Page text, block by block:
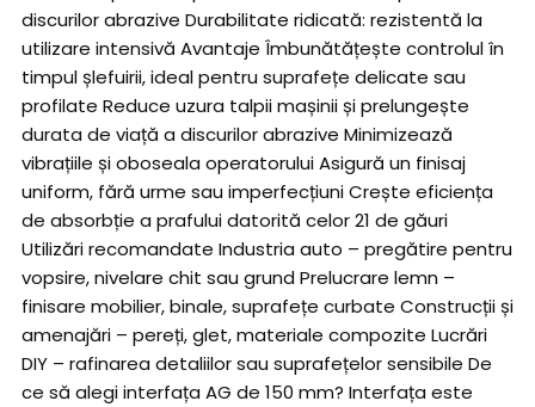
discurilor abrazive Durabilitate ridicată: rezistentă la
utilizare intensivă Avantaje Îmbunătățește controlul în
timpul șlefuirii, ideal pentru suprafețe delicate sau
profilate Reduce uzura talpii mașinii și prelungește
durata de viață a discurilor abrazive Minimizează
vibrațiile și oboseala operatorului Asigură un finisaj
uniform, fără urme sau imperfecțiuni Crește eficiența
de absorbție a prafului datorită celor 21 de găuri
Utilizări recomandate Industria auto – pregătire pentru
vopsire, nivelare chit sau grund Prelucrare lemn –
finisare mobilier, binale, suprafețe curbate Construcții și
amenajări – pereți, glet, materiale compozite Lucrări
DIY – rafinarea detaliilor sau suprafețelor sensibile De
ce să alegi interfața AG de 150 mm? Interfața este